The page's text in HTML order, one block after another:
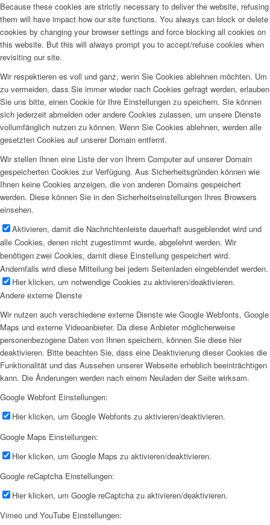
Because these cookies are strictly necessary to deliver the website, refusing
them will have impact how our site functions. You always can block or delete
cookies by changing your browser settings and force blocking all cookies on
this website. But this will always prompt you to accept/refuse cookies when
revisiting our site.
Wir respektieren es voll und ganz, wenn Sie Cookies ablehnen möchten. Um
zu vermeiden, dass Sie immer wieder nach Cookies gefragt werden, erlauben
Sie uns bitte, einen Cookie für Ihre Einstellungen zu speichern. Sie können
sich jederzeit abmelden oder andere Cookies zulassen, um unsere Dienste
vollumfänglich nutzen zu können. Wenn Sie Cookies ablehnen, werden alle
gesetzten Cookies auf unserer Domain entfernt.
Wir stellen Ihnen eine Liste der von Ihrem Computer auf unserer Domain
gespeicherten Cookies zur Verfügung. Aus Sicherheitsgründen können wie
Ihnen keine Cookies anzeigen, die von anderen Domains gespeichert
werden. Diese können Sie in den Sicherheitseinstellungen Ihres Browsers
einsehen.
Aktivieren, damit die Nachrichtenleiste dauerhaft ausgeblendet wird und
alle Cookies, denen nicht zugestimmt wurde, abgelehnt werden. Wir
benötigen zwei Cookies, damit diese Einstellung gespeichert wird.
Andernfalls wird diese Mitteilung bei jedem Seitenladen eingeblendet werden.
Hier klicken, um notwendige Cookies zu aktivieren/deaktivieren.
Andere externe Dienste
Wir nutzen auch verschiedene externe Dienste wie Google Webfonts, Google
Maps und externe Videoanbieter. Da diese Anbieter möglicherweise
personenbezogene Daten von Ihnen speichern, können Sie diese hier
deaktivieren. Bitte beachten Sie, dass eine Deaktivierung dieser Cookies die
Funktionalität und das Aussehen unserer Webseite erheblich beeinträchtigen
kann. Die Änderungen werden nach einem Neuladen der Seite wirksam.
Google Webfont Einstellungen:
Hier klicken, um Google Webfonts zu aktivieren/deaktivieren.
Google Maps Einstellungen:
Hier klicken, um Google Maps zu aktivieren/deaktivieren.
Google reCaptcha Einstellungen:
Hier klicken, um Google reCaptcha zu aktivieren/deaktivieren.
Vimeo und YouTube Einstellungen: